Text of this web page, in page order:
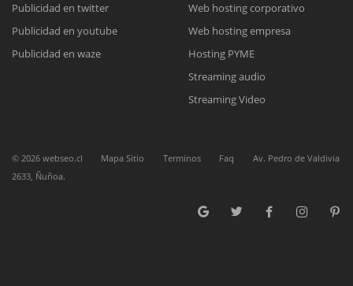
Nuestros ejecutivos le enviarán un correo electrónico con el enlace a
Meet para la reunión online.
Cotización
Complete el formulario y nos contactaremos a la brevedad.
Chat Online
para enviarnos un correo electrónico con sus datos personales.
Publicidad en twitter
Publicidad en youtube
Publicidad en waze
Web hosting corporativo
Web hosting empresa
Hosting PYME
Streaming audio
Streaming Video
© 2026 webseo.cl Mapa Sitio Terminos Faq
Av. Pedro de Valdivia
2633, Ñuñoa.